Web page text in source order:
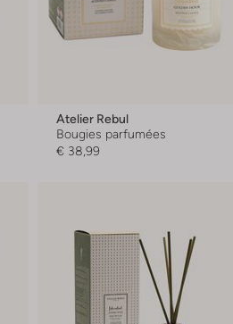
Atelier Rebul
Bougies parfumées
€ 38,99